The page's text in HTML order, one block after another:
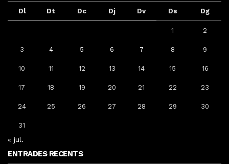
Dl Dt Dc Dj Dv Ds Dg
1 2
3 4 5 6 7 8 9
10 11 12 13 14 15 16
17 18 19 20 21 22 23
24 25 26 27 28 29 30
31
« jul.
ENTRADES RECENTS